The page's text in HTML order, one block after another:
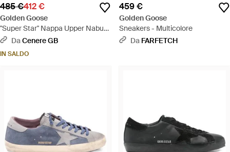
485 €412 €
Golden Goose
"Super Star" Nappa Upper Nabuk
Star Suede Tongue Heel And -
DaCenere GB
IN SALDO
459 €
Golden Goose
Sneakers - Multicolore
Da FARFETCH